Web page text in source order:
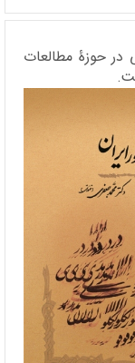
حوزۀ مطالعات